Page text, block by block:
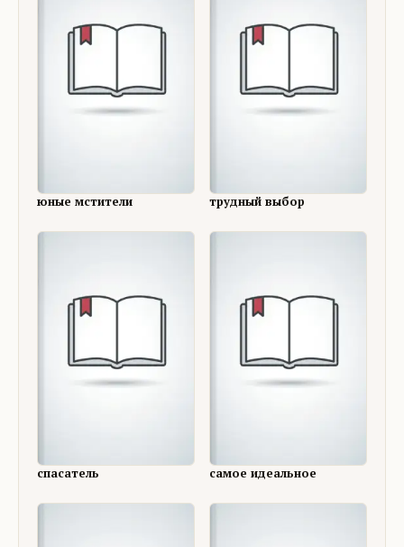
юные мстители трудный выбор
спасатель самое идеальное